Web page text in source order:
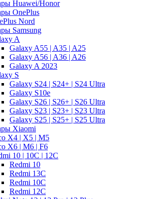
Huawei/Honor
OnePlus
Nord
Samsung
A
Galaxy A55 | A35 | A25
Galaxy A56 | A36 | A26
Galaxy A 2023
S
Galaxy S24 | S24+ | S24 Ultra
Galaxy S10e
Galaxy S26 | S26+ | S26 Ultra
Galaxy S23 | S23+ | S23 Ultra
Galaxy S25 | S25+ | S25 Ultra
Xiaomi
X4 | X5 | M5
X6 | M6 | F6
10 | 10C | 12C
Redmi 10
Redmi 13C
Redmi 10C
Redmi 12C